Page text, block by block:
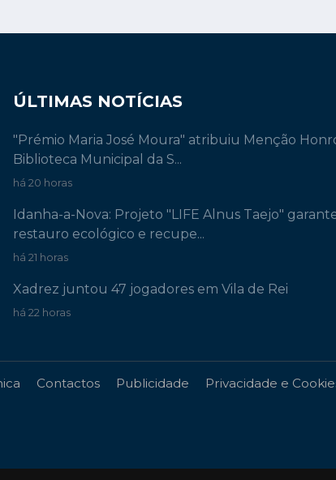
ÚLTIMAS NOTÍCIAS
"Prémio Maria José Moura" atribuiu Menção
Biblioteca Municipal da S...
há 20 horas
Idanha-a-Nova: Projeto "LIFE Alnus Taejo"
restauro ecológico e recupe...
há 21 horas
Xadrez juntou 47 jogadores em Vila de Rei
há 22 horas
Contactos Publicidade Privacidade e